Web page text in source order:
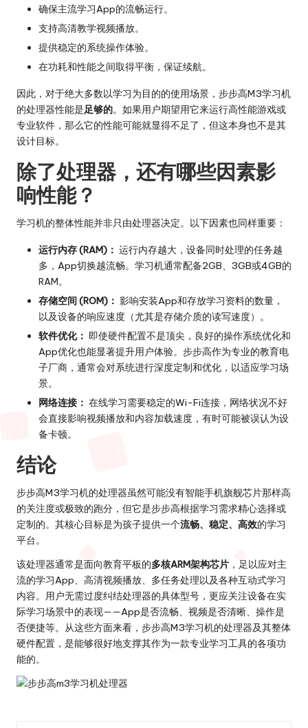
确保主流学习App的流畅运行。
支持高清教学视频播放。
提供稳定的系统操作体验。
在功耗和性能之间取得平衡，保证续航。
因此，对于绝大多数以学习为目的的使用场景，步步高M3学习机
的处理器性能是足够的。如果用户期望用它来运行高性能游戏或
专业软件，那么它的性能可能就显得不足了，但这本身也不是其
设计目标。
除了处理器，还有哪些因素影
响性能？
学习机的整体性能并非只由处理器决定。以下因素也同样重要：
运行内存 (RAM)： 运行内存越大，设备同时处理的任务越
多，App切换越流畅。学习机通常配备2GB、3GB或4GB的
RAM。
存储空间 (ROM)： 影响安装App和存放学习资料的数量，
以及设备的响应速度（尤其是存储介质的读写速度）。
软件优化： 即使硬件配置不是顶尖，良好的操作系统优化和
App优化也能显著提升用户体验。步步高作为专业的教育电
子厂商，通常会对系统进行深度定制和优化，以适应学习场
景。
网络连接： 在线学习需要稳定的Wi-Fi连接，网络状况不好
会直接影响视频播放和内容加载速度，有时可能被误认为设
备卡顿。
结论
步步高M3学习机的处理器虽然可能没有智能手机旗舰芯片那样高
的关注度或极致的跑分，但它是步步高根据学习需求精心选择或
定制的。其核心目标是为孩子提供一个流畅、稳定、高效的学习
平台。
该处理器通常是面向教育平板的多核ARM架构芯片 ，足以应对主
流的学习App、高清视频播放、多任务处理以及各种互动式学习
内容。用户无需过度纠结处理器的具体型号，更应关注设备在实
际学习场景中的表现——App是否流畅、视频是否清晰、操作是
否便捷等。从这些方面来看，步步高M3学习机的处理器及其整体
硬件配置，是能够很好地支撑其作为一款专业学习工具的各项功
能的。